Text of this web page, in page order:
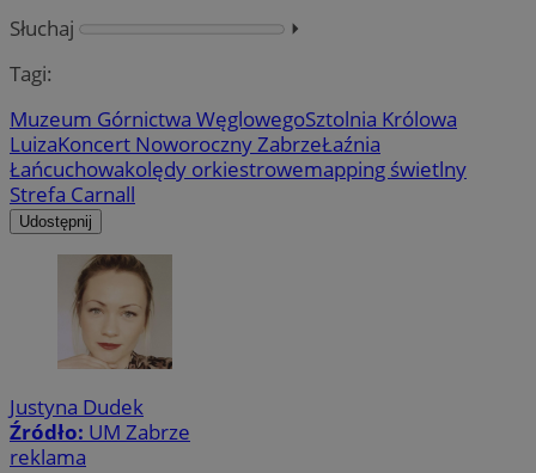
Słuchaj
⏵︎
Tagi:
Muzeum Górnictwa WęglowegoSztolnia Królowa
LuizaKoncert Noworoczny ZabrzeŁaźnia
Łańcuchowakolędy orkiestrowemapping świetlny
Strefa Carnall
Udostępnij
Justyna Dudek
Źródło: UM Zabrze
reklama